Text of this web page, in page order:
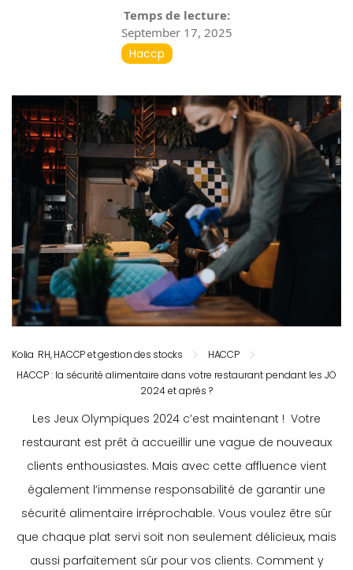
Temps de lecture:
September 17, 2025
Haccp
Kolia RH, HACCP et gestion des stocks
HACCP
HACCP : la sécurité alimentaire dans votre restaurant pendant les JO
2024 et après ?
Les Jeux Olympiques 2024 c’est maintenant ! Votre
restaurant est prêt à accueillir une vague de nouveaux
clients enthousiastes. Mais avec cette affluence vient
également l’immense responsabilité de garantir une
sécurité alimentaire irréprochable. Vous voulez être sûr
que chaque plat servi soit non seulement délicieux, mais
aussi parfaitement sûr pour vos clients. Comment y